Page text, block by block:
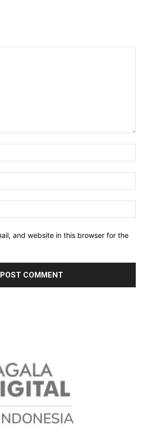
and website in this browser for the